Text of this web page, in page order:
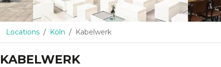
Locations Köln Kabelwerk
KABELWERK